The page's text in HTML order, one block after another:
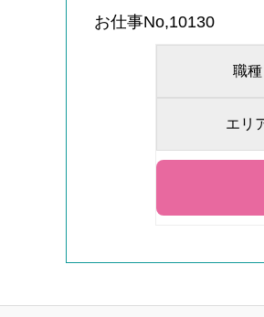
お仕事No,10130
職種
エリ